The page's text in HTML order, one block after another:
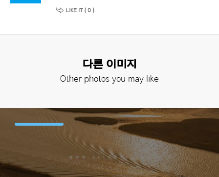
LIKE IT ( 0 )
다른 이미지
Other photos you may like